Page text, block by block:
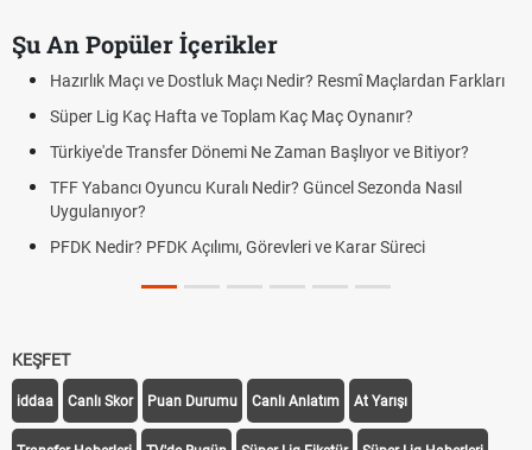
Şu An Popüler İçerikler
Hazırlık Maçı ve Dostluk Maçı Nedir? Resmî Maçlardan Farkları
Süper Lig Kaç Hafta ve Toplam Kaç Maç Oynanır?
Türkiye'de Transfer Dönemi Ne Zaman Başlıyor ve Bitiyor?
TFF Yabancı Oyuncu Kuralı Nedir? Güncel Sezonda Nasıl
Uygulanıyor?
PFDK Nedir? PFDK Açılımı, Görevleri ve Karar Süreci
KEŞFET
iddaa Canlı Skor Puan Durumu Canlı Anlatım At Yarışı